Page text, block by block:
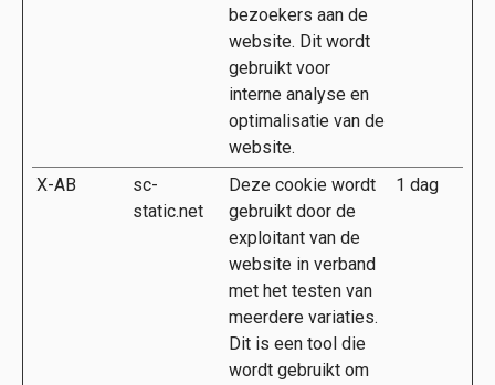
bezoekers aan de
website. Dit wordt
gebruikt voor
interne analyse en
optimalisatie van de
website.
X-AB
sc-
static.net
Deze cookie wordt
gebruikt door de
exploitant van de
website in verband
met het testen van
meerdere variaties.
Dit is een tool die
wordt gebruikt om
1 dag